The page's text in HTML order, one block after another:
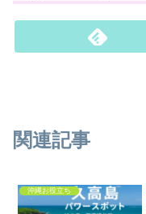
関連記事
沖縄お役立ち